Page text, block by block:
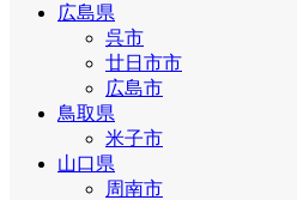
広島県
呉市
廿日市市
広島市
鳥取県
米子市
山口県
周南市